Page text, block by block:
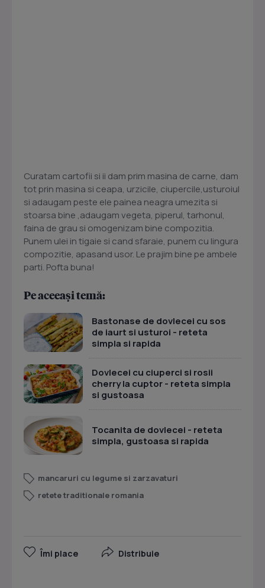
Curatam cartofii si ii dam prim masina de carne, dam
tot prin masina si ceapa, urzicile, ciupercile,usturoiul
si adaugam peste ele painea neagra umezita si
stoarsa bine ,adaugam vegeta, piperul, tarhonul,
faina de grau si omogenizam bine compozitia.
Punem ulei in tigaie si cand sfaraie, punem cu lingura
compozitie, apasand usor. Le prajim bine pe ambele
parti. Pofta buna!
Pe aceeași temă:
Bastonase de dovlecei cu sos
de iaurt si usturoi - reteta
simpla si rapida
Dovlecei cu ciuperci si rosii
cherry la cuptor - reteta simpla
si gustoasa
Tocanita de dovlecei - reteta
simpla, gustoasa si rapida
mancaruri cu legume si zarzavaturi
retete traditionale romania
Îmi place Distribuie